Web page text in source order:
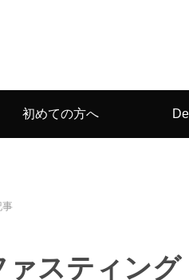
初めての方へ
事
ァスティン